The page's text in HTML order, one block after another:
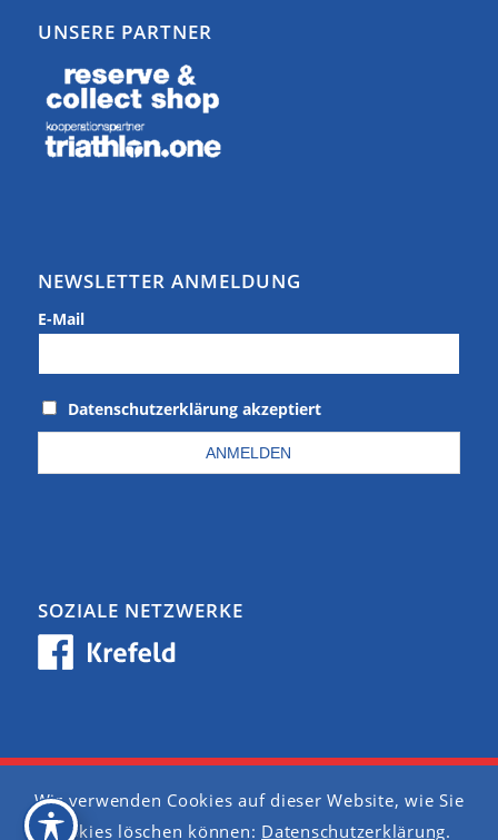
UNSERE PARTNER
NEWSLETTER ANMELDUNG
E-Mail
Datenschutzerklärung akzeptiert
SOZIALE NETZWERKE
Barrierefreiheit
Wir verwenden Cookies auf dieser Website, wie Sie
Cookies löschen können: Datenschutzerklärung.